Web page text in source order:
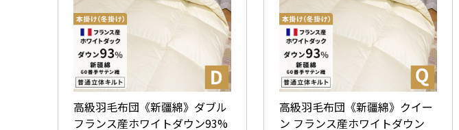
高級羽毛布団《新疆綿》ダブル
フランス産ホワイトダウン93%
高級羽毛布団《新疆綿》クイー
ン フランス産ホワイトダウン